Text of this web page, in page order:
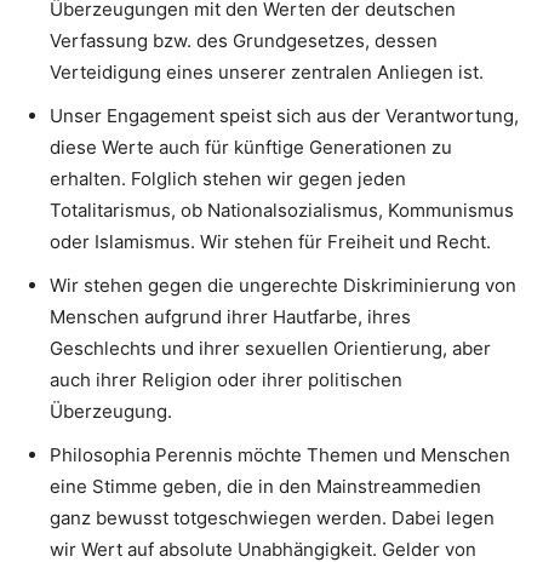
Überzeugungen mit den Werten der deutschen
Verfassung bzw. des Grundgesetzes, dessen
Verteidigung eines unserer zentralen Anliegen ist.
Unser Engagement speist sich aus der Verantwortung,
diese Werte auch für künftige Generationen zu
erhalten. Folglich stehen wir gegen jeden
Totalitarismus, ob Nationalsozialismus, Kommunismus
oder Islamismus. Wir stehen für Freiheit und Recht.
Wir stehen gegen die ungerechte Diskriminierung von
Menschen aufgrund ihrer Hautfarbe, ihres
Geschlechts und ihrer sexuellen Orientierung, aber
auch ihrer Religion oder ihrer politischen
Überzeugung.
Philosophia Perennis möchte Themen und Menschen
eine Stimme geben, die in den Mainstreammedien
ganz bewusst totgeschwiegen werden. Dabei legen
wir Wert auf absolute Unabhängigkeit. Gelder von